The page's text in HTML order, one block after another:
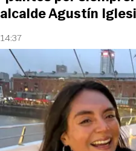
14:37
alcalde Agustín